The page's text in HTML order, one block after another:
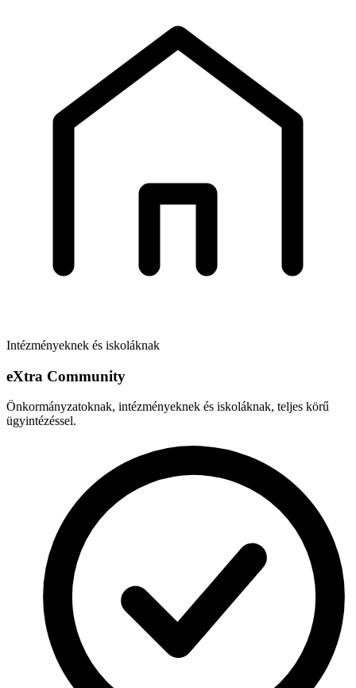
Intézményeknek és iskoláknak
eXtra Community
Önkormányzatoknak, intézményeknek és iskoláknak, teljes körű
ügyintézéssel.